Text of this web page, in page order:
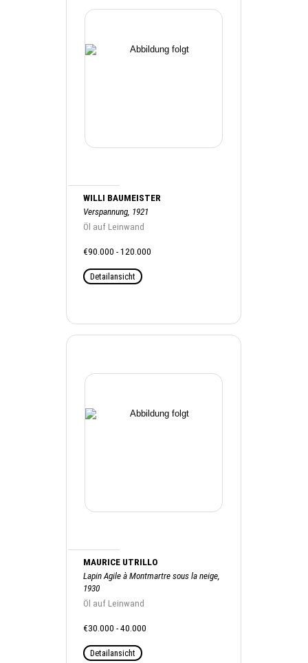
WILLI BAUMEISTER
Verspannung, 1921
Öl auf Leinwand
€90.000 - 120.000
Detailansicht
MAURICE UTRILLO
Lapin Agile à Montmartre sous la neige,
1930
Öl auf Leinwand
€30.000 - 40.000
Detailansicht